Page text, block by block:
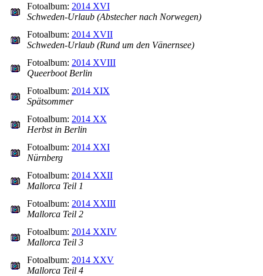
Fotoalbum: 2014 XVI
Schweden-Urlaub (Abstecher nach Norwegen)
Fotoalbum: 2014 XVII
Schweden-Urlaub (Rund um den Vänernsee)
Fotoalbum: 2014 XVIII
Queerboot Berlin
Fotoalbum: 2014 XIX
Spätsommer
Fotoalbum: 2014 XX
Herbst in Berlin
Fotoalbum: 2014 XXI
Nürnberg
Fotoalbum: 2014 XXII
Mallorca Teil 1
Fotoalbum: 2014 XXIII
Mallorca Teil 2
Fotoalbum: 2014 XXIV
Mallorca Teil 3
Fotoalbum: 2014 XXV
Mallorca Teil 4